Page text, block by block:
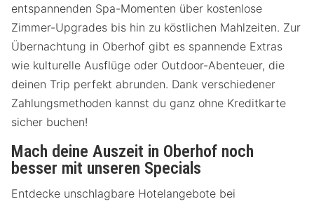
entspannenden Spa-Momenten über kostenlose
Zimmer-Upgrades bis hin zu köstlichen Mahlzeiten. Zur
Übernachtung in Oberhof gibt es spannende Extras
wie kulturelle Ausflüge oder Outdoor-Abenteuer, die
deinen Trip perfekt abrunden. Dank verschiedener
Zahlungsmethoden kannst du ganz ohne Kreditkarte
sicher buchen!
Mach deine Auszeit in Oberhof noch
besser mit unseren Specials
Entdecke unschlagbare Hotelangebote bei